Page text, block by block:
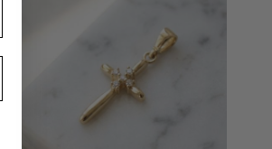
като колани, шапки и чанти.
собствена концепция за бижу, с
Днес можете да окачите
синджир и да създадете едно
бихте могли да я носите като